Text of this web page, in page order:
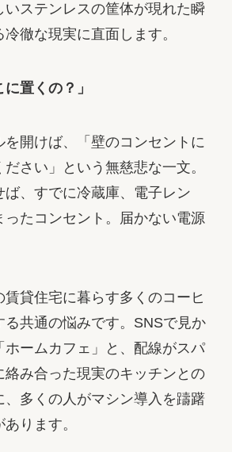
いステンレスの筐体が現れた瞬
徹な現実に直面します。
置くの？」
を開けば、「壁のコンセントに
さい」という無慈悲な一文。
ば、すでに冷蔵庫、電子レン
ったコンセント。届かない電源
賃貸住宅に暮らす多くのコーヒ
る共通の悩みです。SNSで見か
ホームカフェ」と、配線がスパ
絡み合った現実のキッチンとの
、多くの人がマシン導入を躊躇
ります。